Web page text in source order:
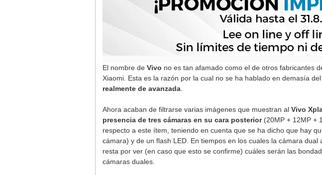
El nombre de Vivo no es tan afamado como el de otros fabricantes
Xiaomi. Esta es la razón por la cual no se ha hablado en demasía del
realmente de avanzada
Ahora acaban de filtrarse varias imágenes que muestran al Vivo
presencia de tres cámaras en su cara posterior (20MP + 12MP +
respecto a este ítem, teniendo en cuenta que se ha dicho que hay
cámara) y de un flash LED. En tiempos en los cuales la cámara dual
resta por ver (en caso que esto se confirme) cuáles serán las
cámaras duales.